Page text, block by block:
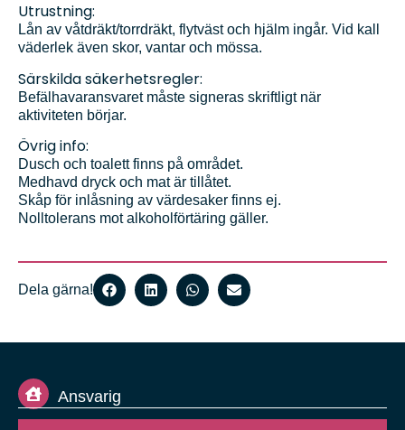
Utrustning:
Lån av våtdräkt/torrdräkt, flytväst och hjälm ingår. Vid kall
väderlek även skor, vantar och mössa.
Särskilda säkerhetsregler:
Befälhavaransvaret måste signeras skriftligt när
aktiviteten börjar.
Övrig info:
Dusch och toalett finns på området.
Medhavd dryck och mat är tillåtet.
Skåp för inlåsning av värdesaker finns ej.
Nolltolerans mot alkoholförtäring gäller.
Dela gärna!
Ansvarig